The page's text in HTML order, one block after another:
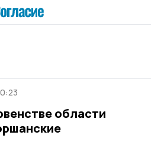
области